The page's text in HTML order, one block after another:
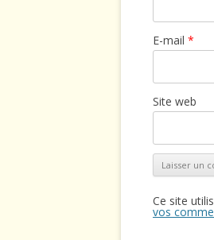
E-mail *
Site web
Ce site
vos